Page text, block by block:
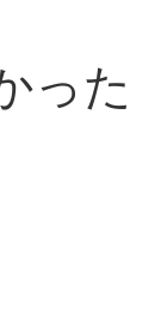
った